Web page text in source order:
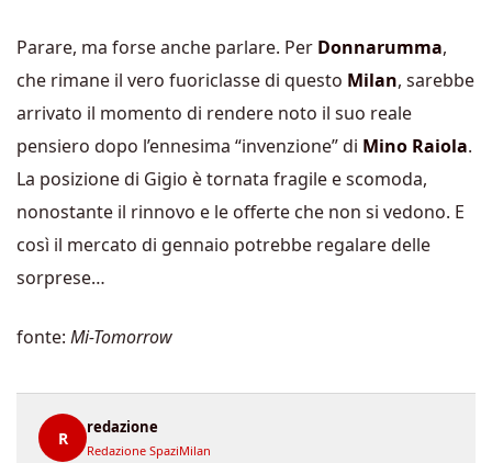
Parare, ma forse anche parlare. Per Donnarumma,
che rimane il vero fuoriclasse di questo Milan, sarebbe
arrivato il momento di rendere noto il suo reale
pensiero dopo l’ennesima “invenzione” di Mino Raiola.
La posizione di Gigio è tornata fragile e scomoda,
nonostante il rinnovo e le offerte che non si vedono. E
così il mercato di gennaio potrebbe regalare delle
sorprese…
fonte: Mi-Tomorrow
R
redazione
Redazione SpaziMilan